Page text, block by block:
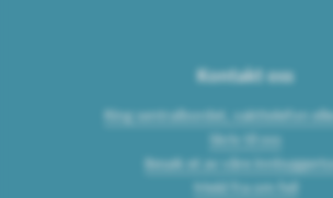
Kontakt oss
Ring sentralbordet, vakttelefon
Skriv til oss
Besøk et av våre
Meld fra om feil